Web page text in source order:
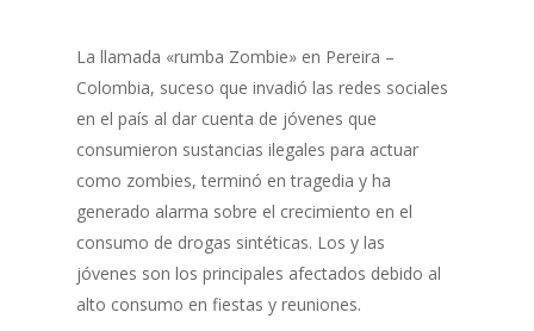
La llamada «rumba Zombie» en Pereira –
Colombia, suceso que invadió las redes sociales
en el país al dar cuenta de jóvenes que
consumieron sustancias ilegales para actuar
como zombies, terminó en tragedia y ha
generado alarma sobre el crecimiento en el
consumo de drogas sintéticas. Los y las
jóvenes son los principales afectados debido al
alto consumo en fiestas y reuniones.